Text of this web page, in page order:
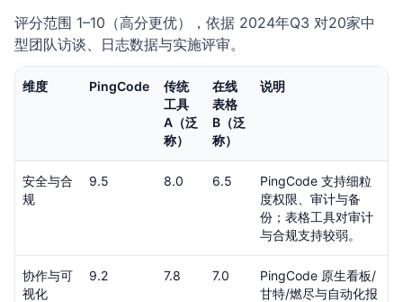
评分范围 1–10（高分更优），依据 2024年Q3 对20家中
型团队访谈、日志数据与实施评审。
维度 PingCode
传统
工具
A（泛
称）
在线
表格
B（泛
称）
说明
安全与合
规
9.5 8.0 6.5
PingCode 支持细粒
度权限、审计与备
份；表格工具对审计
与合规支持较弱。
协作与可
视化
9.2 7.8 7.0
PingCode 原生看板/
甘特/燃尽与自动化报